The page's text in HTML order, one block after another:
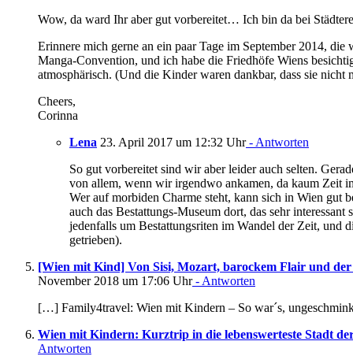
Wow, da ward Ihr aber gut vorbereitet… Ich bin da bei
Erinnere mich gerne an ein paar Tage im September 2014,
Manga-Convention, und ich habe die Friedhöfe Wiens
atmosphärisch. (Und die Kinder waren dankbar, dass sie
Cheers,
Corinna
Lena 23. April 2017 um 12:32 Uhr- Antworten
So gut vorbereitet sind wir aber leider auch selten.
von allem, wenn wir irgendwo ankamen, da kaum Zeit
Wer auf morbiden Charme steht, kann sich in Wien gut
auch das Bestattungs-Museum dort, das sehr
jedenfalls um Bestattungsriten im Wandel der Zeit, und
getrieben).
[Wien mit Kind] Von Sisi, Mozart, barockem Flair und
November 2018 um 17:06 Uhr- Antworten
[…] Family4travel: Wien mit Kindern – So war´s,
Wien mit Kindern: Kurztrip in die lebenswerteste Stadt
Antworten